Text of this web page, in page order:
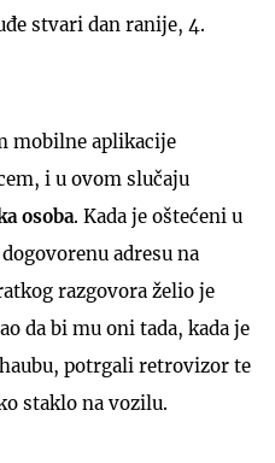
stvari dan ranije, 4.
mobilne aplikacije
i u ovom slučaju
osoba. Kada je oštećeni u
adresu na
razgovora želio je
da bi mu oni tada, kada je
potrgali retrovizor te
staklo na vozilu.